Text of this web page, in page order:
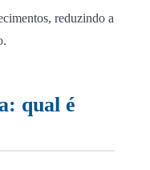
reduzindo a
qual é